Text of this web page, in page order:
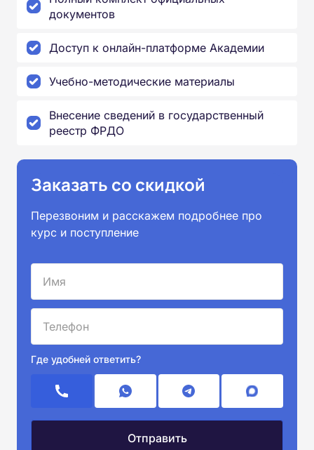
документов
Доступ к онлайн-платформе Академии
Учебно-методические материалы
Внесение сведений в государственный
реестр ФРДО
Заказать со скидкой
Перезвоним и расскажем подробнее про
курс и поступление
Где удобней ответить?